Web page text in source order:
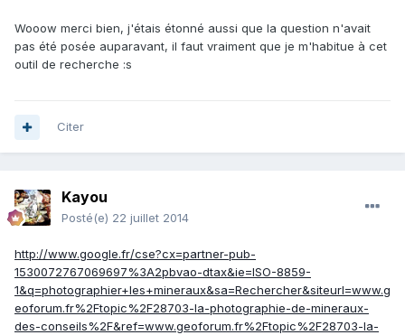
Wooow merci bien, j'étais étonné aussi que la question n'avait
pas été posée auparavant, il faut vraiment que je m'habitue à cet
outil de recherche :s
Citer
Kayou
Posté(e) 22 juillet 2014
http://www.google.fr/cse?cx=partner-pub-
1530072767069697%3A2pbvao-dtax&ie=ISO-8859-
1&q=photographier+les+mineraux&sa=Rechercher&siteurl=www.g
eoforum.fr%2Ftopic%2F28703-la-photographie-de-mineraux-
des-conseils%2F&ref=www.geoforum.fr%2Ftopic%2F28703-la-